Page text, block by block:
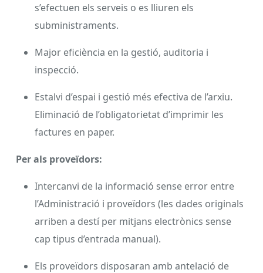
s’efectuen els serveis o es lliuren els
subministraments.
Major eficiència en la gestió, auditoria i
inspecció.
Estalvi d’espai i gestió més efectiva de l’arxiu.
Eliminació de l’obligatorietat d’imprimir les
factures en paper.
Per als proveïdors:
Intercanvi de la informació sense error entre
l’Administració i proveïdors (les dades originals
arriben a destí per mitjans electrònics sense
cap tipus d’entrada manual).
Els proveïdors disposaran amb antelació de